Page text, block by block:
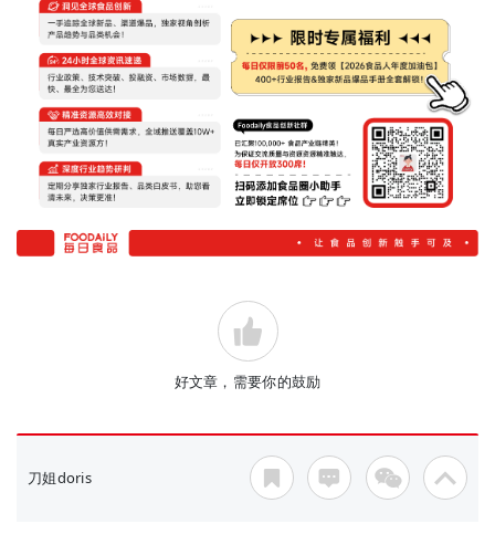
好文章，需要你的鼓励
刀姐doris